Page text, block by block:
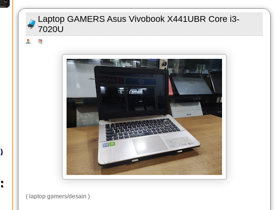
Laptop GAMERS Asus Vivobook X441UBR Core i3-
7020U
( laptop gamers/desain )